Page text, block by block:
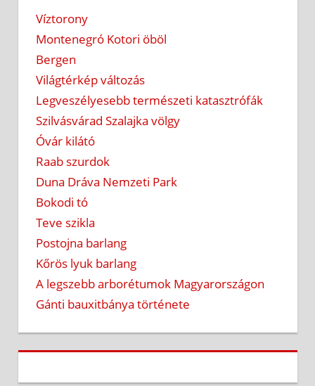
Víztorony
Montenegró Kotori öböl
Bergen
Világtérkép változás
Legveszélyesebb természeti katasztrófák
Szilvásvárad Szalajka völgy
Óvár kilátó
Raab szurdok
Duna Dráva Nemzeti Park
Bokodi tó
Teve szikla
Postojna barlang
Kőrös lyuk barlang
A legszebb arborétumok Magyarországon
Gánti bauxitbánya története